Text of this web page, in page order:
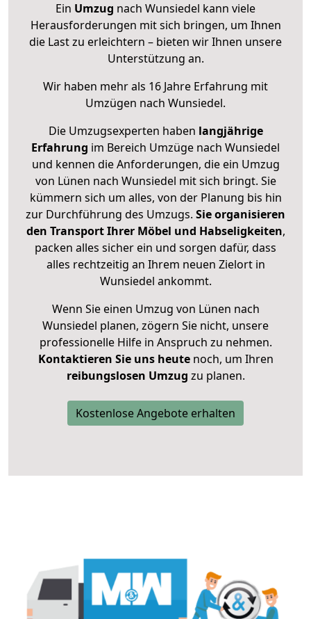
Ein Umzug nach Wunsiedel kann viele
Herausforderungen mit sich bringen, um Ihnen
die Last zu erleichtern – bieten wir Ihnen unsere
Unterstützung an.
Wir haben mehr als 16 Jahre Erfahrung mit
Umzügen nach Wunsiedel.
Die Umzugsexperten haben langjährige
Erfahrung im Bereich Umzüge nach Wunsiedel
und kennen die Anforderungen, die ein Umzug
von Lünen nach Wunsiedel mit sich bringt. Sie
kümmern sich um alles, von der Planung bis hin
zur Durchführung des Umzugs. Sie organisieren
den Transport Ihrer Möbel und Habseligkeiten,
packen alles sicher ein und sorgen dafür, dass
alles rechtzeitig an Ihrem neuen Zielort in
Wunsiedel ankommt.
Wenn Sie einen Umzug von Lünen nach
Wunsiedel planen, zögern Sie nicht, unsere
professionelle Hilfe in Anspruch zu nehmen.
Kontaktieren Sie uns heutenoch, um Ihren
reibungslosen Umzug zu planen.
Kostenlose Angebote erhalten